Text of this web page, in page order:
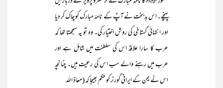
پہنچے۔ اس بدبخت نے آپؐ کے نامۂ مبارک کو چاک کر دیا
اور انتہائی گستاخی کی روش اختیار کی۔ وہ تو یہ سمجھتا تھا کہ
عرب کا سارا علاقہ اس کی سلطنت میں شامل ہے اور
عرب میں رہنے والے سب اس کی رعیت ہیں۔ چنانچہ
اس نے یمن کے ایرانی گورنر کو حکم بھیجا کہ (معاذ اللہ